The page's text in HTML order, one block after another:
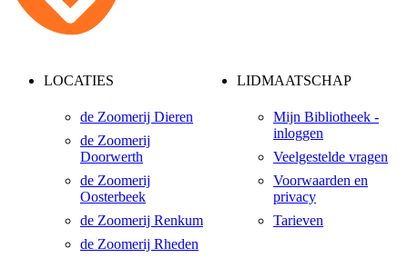
LOCATIES
de Zoomerij Dieren
de Zoomerij
Doorwerth
de Zoomerij
Oosterbeek
de Zoomerij Renkum
de Zoomerij Rheden
LIDMAATSCHAP
Mijn Bibliotheek -
inloggen
Veelgestelde vragen
Voorwaarden en
privacy
Tarieven